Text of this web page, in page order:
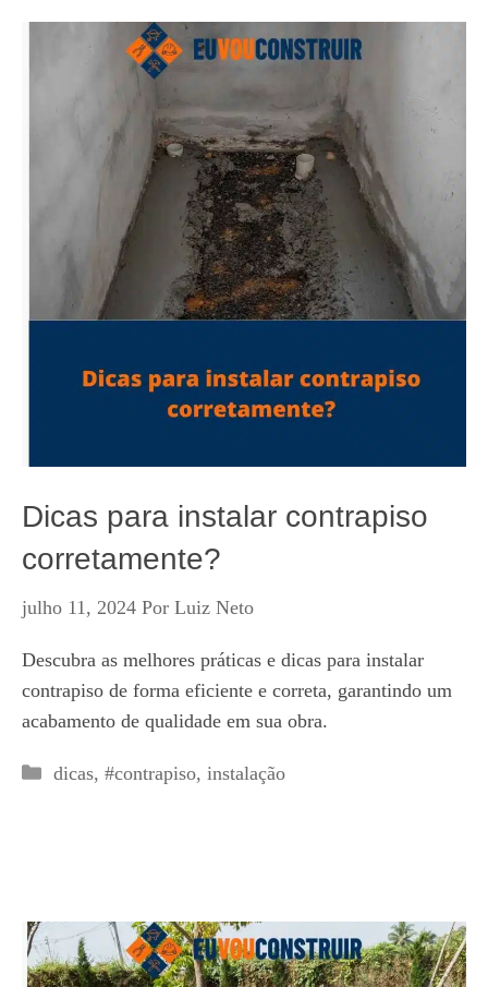
Dicas para instalar contrapiso
corretamente?
julho 11, 2024 Por Luiz Neto
Descubra as melhores práticas e dicas para instalar
contrapiso de forma eficiente e correta, garantindo um
acabamento de qualidade em sua obra.
Categorias
dicas, #contrapiso, instalação